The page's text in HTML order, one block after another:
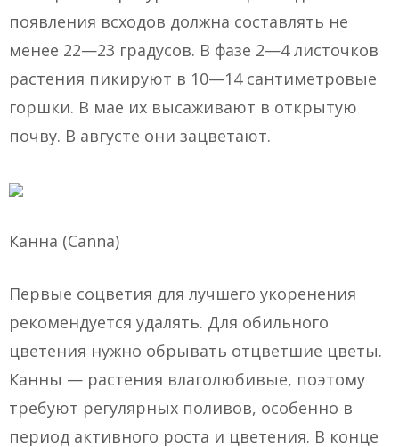
появления всходов должна составлять не
менее 22—23 градусов. В фазе 2—4 листочков
растения пикируют в 10—14 сантиметровые
горшки. В мае их высаживают в открытую
почву. В августе они зацветают.
Канна (Canna)
Первые соцветия для лучшего укоренения
рекомендуется удалять. Для обильного
цветения нужно обрывать отцветшие цветы.
Канны — растения влаголюбивые, поэтому
требуют регулярных поливов, особенно в
период активного роста и цветения. В конце